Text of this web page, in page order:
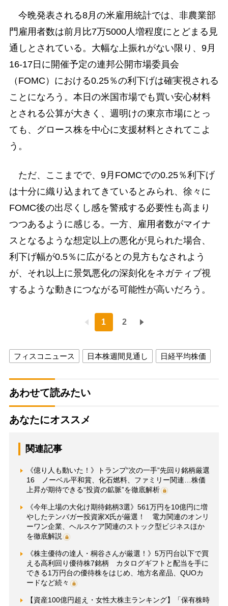
今晩発表される8月の米雇用統計では、非農業部
門雇用者数は前月比7万5000人増程度にとどまる見
通しとされている。大幅な上振れがない限り、9月
16-17日に開催予定の連邦公開市場委員会
（FOMC）における0.25％の利下げは確実視される
ことになろう。本日の米国市場でも買い安心材料
とされる公算が大きく、週明けの東京市場にとっ
ても、グロース株を中心に支援材料とされてこよ
う。
ただ、ここまでで、9月FOMCでの0.25％利下げ
は十分に織り込まれてきているとみられ、徐々に
FOMC後の出尽くし感を警戒する必要性も高まり
つつあるように感じる。一方、雇用者数がマイナ
スとなるような想定以上の悪化が見られた場合、
利下げ幅が0.5％に広がるとの見方もなされよう
が、それ以上に景気悪化の深刻化をネガティブ視
するような動きにつながる可能性が高いだろう。
1 2
フィスコニュース 日本株週間見通し 日経平均株価
あわせて読みたい
あなたにオススメ
関連記事
《億り人も動いた！》トランプ“次の一手”先回り銘柄厳選
16 ノーベル平和賞、化石燃料、ファミリー関連…株価
上昇が期待できる“投資の鉱脈”を徹底解析
《今年上場の大化け期待銘柄3選》561万円を10億円に増
やしたテンバガー投資家X氏が厳選！ 電力関連のオンリ
ーワン企業、ヘルスケア関連のストック型ビジネスほか
を徹底解説
《株主優待の達人・桐谷さんが厳選！》5万円台以下で買
える高利回り優待株7銘柄 カタログギフトと配当を手に
できる1万円台の優待株をはじめ、地方名産品、QUOカ
ードなど続々
【資産100億円超え・女性大株主ランキング】「保有株時